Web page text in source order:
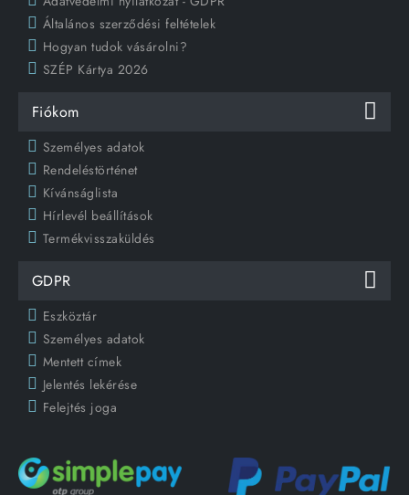
Általános szerződési feltételek
Hogyan tudok vásárolni?
SZÉP Kártya 2026
Fiókom
Személyes adatok
Rendeléstörténet
Kívánságlista
Hírlevél beállítások
Termékvisszaküldés
GDPR
Eszköztár
Személyes adatok
Mentett címek
Jelentés lekérése
Felejtés joga